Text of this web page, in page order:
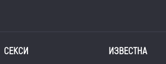
СЕКСИ ИЗВЕСТНА